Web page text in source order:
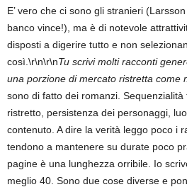
E’ vero che ci sono gli stranieri
banco vince!), ma è di notevole
disposti a digerire tutto e non
così.\r\n\r\nTu scrivi molti racconti
una porzione di mercato ristretta come
sono di fatto dei romanzi.
ristretto, persistenza dei personaggi,
contenuto. A dire la verità leggo poco i
tendono a mantenere su durate poco
pagine è una lunghezza orribile. Io
meglio 40. Sono due cose diverse e